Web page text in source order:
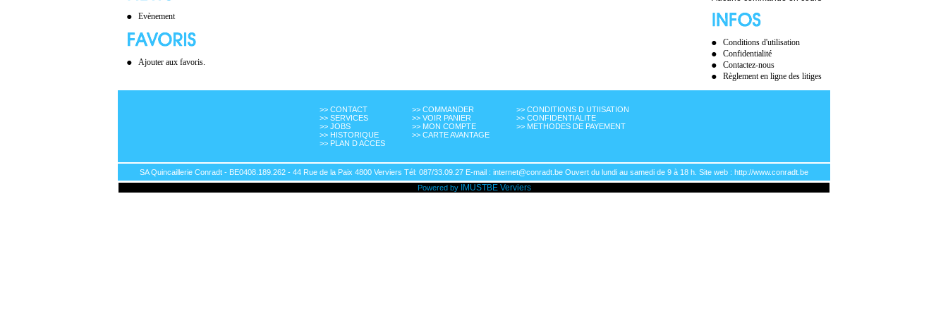
Evènement
Ajouter aux favoris.
Conditions d'utilisation
Confidentialité
Contactez-nous
Règlement en ligne des litiges
>> CONTACT
>> SERVICES
>> JOBS
>> HISTORIQUE
>> PLAN D ACCES
>> COMMANDER
>> VOIR PANIER
>> MON COMPTE
>> CARTE AVANTAGE
>> CONDITIONS D UTIISATION
>> CONFIDENTIALITE
>> METHODES DE PAYEMENT
SA Quincaillerie Conradt - BE0408.189.262 - 44 Rue de la Paix 4800 Verviers Tél: 087/33.09.27 E-mail : internet@conradt.be Ouvert du lundi au samedi de 9 à 18 h. Site web : http://www.conradt.be
Powered by
IMUSTBE Verviers